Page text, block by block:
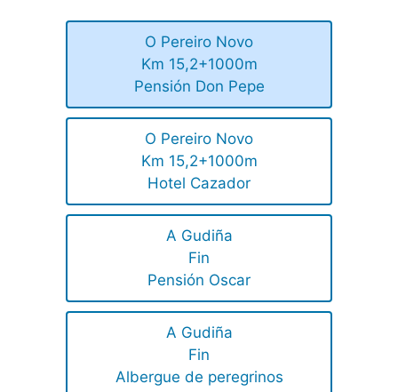
O Pereiro Novo
Km 15,2+1000m
Pensión Don Pepe
O Pereiro Novo
Km 15,2+1000m
Hotel Cazador
A Gudiña
Fin
Pensión Oscar
A Gudiña
Fin
Albergue de peregrinos